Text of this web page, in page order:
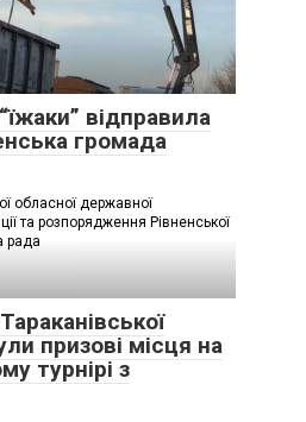
відправила
громада
обласної державної
та розпорядження Рівненської
рада
призові місця на
турнірі з